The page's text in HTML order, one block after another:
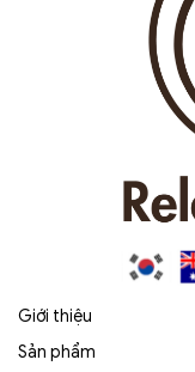
Giới thiệu
Sản phẩm